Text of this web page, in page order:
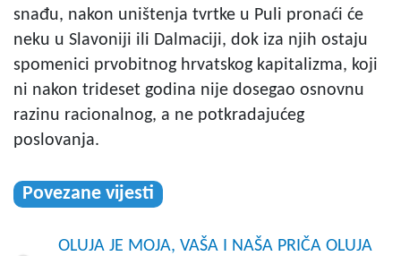
snađu, nakon uništenja tvrtke u Puli pronaći će
neku u Slavoniji ili Dalmaciji, dok iza njih ostaju
spomenici prvobitnog hrvatskog kapitalizma, koji
ni nakon trideset godina nije dosegao osnovnu
razinu racionalnog, a ne potkradajućeg
poslovanja.
Povezane vijesti
OLUJA JE MOJA, VAŠA I NAŠA PRIČA OLUJA